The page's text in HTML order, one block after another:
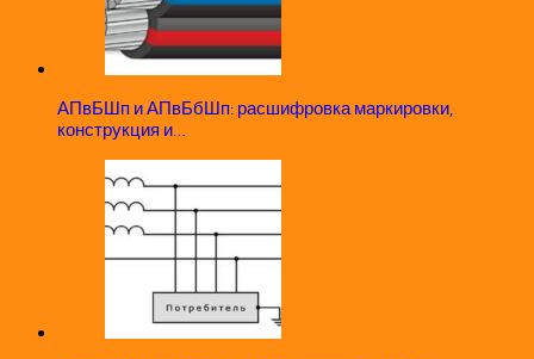
АПвБШп и АПвБбШп: расшифровка маркировки,
конструкция и…